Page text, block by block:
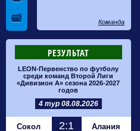
Команда
РЕЗУЛЬТАТ
LEON-Первенство по футболу
среди команд Второй Лиги
«Дивизион А» сезона 2026-2027
годов
4 тур 08.08.2026
Сокол 2:1 Алания